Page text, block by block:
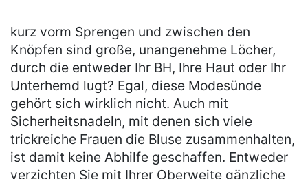
kurz vorm Sprengen und zwischen den
Knöpfen sind große, unangenehme Löcher,
durch die entweder Ihr BH, Ihre Haut oder Ihr
Unterhemd lugt? Egal, diese Modesünde
gehört sich wirklich nicht. Auch mit
Sicherheitsnadeln, mit denen sich viele
trickreiche Frauen die Bluse zusammenhalten,
ist damit keine Abhilfe geschaffen. Entweder
verzichten Sie mit Ihrer Oberweite gänzliche